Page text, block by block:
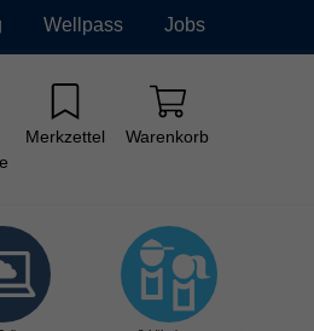
Wellpass Jobs
Merkzettel Warenkorb